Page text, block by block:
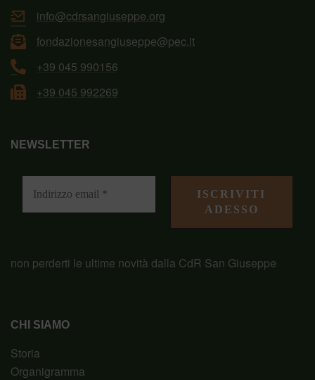
info@cdrsangiuseppe.org
fondazionesangiuseppe@pec.it
+39 045 990156
+39 045 992269
CHI SIAMO
Storia
Organigramma
NEWSLETTER
non perderti le ultime novità dalla CdR San Giuseppe